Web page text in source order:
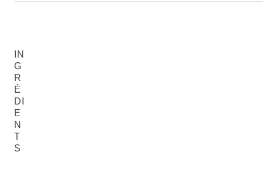
IN
G
R
É
DI
E
N
T
S